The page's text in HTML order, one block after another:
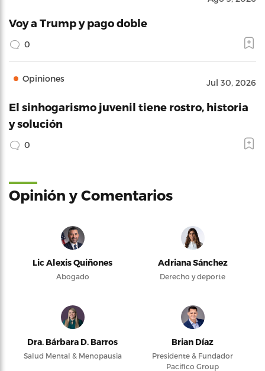
Voy a Trump y pago doble
0
Opiniones Jul 30, 2026
El sinhogarismo juvenil tiene rostro, historia
y solución
0
Opinión y Comentarios
Lic Alexis Quiñones
Abogado
Adriana Sánchez
Derecho y deporte
Dra. Bárbara D. Barros
Salud Mental & Menopausia
Brian Díaz
Presidente & Fundador
Pacifico Group